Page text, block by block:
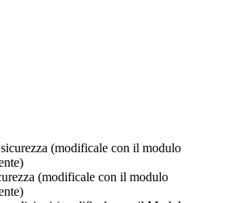
(modificale con il modulo